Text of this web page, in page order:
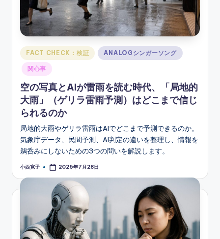
Posted
in
FACT CHECK：検証 ANALOGシンガーソング
関心事
空の写真とAIが雷雨を読む時代、「局地的
大雨」（ゲリラ雷雨予測）はどこまで信じ
られるのか
局地的大雨やゲリラ雷雨はAIでどこまで予測できるのか。
気象庁データ、民間予測、AI判定の違いを整理し、情報を
鵜呑みにしないための3つの問いを解説します。
Posted
小西寛子 2026年7月28日